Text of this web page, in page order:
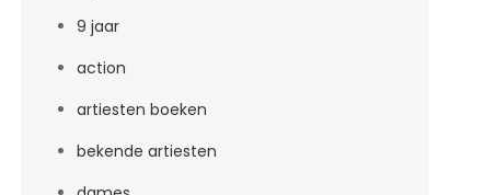
9 jaar
action
artiesten boeken
bekende artiesten